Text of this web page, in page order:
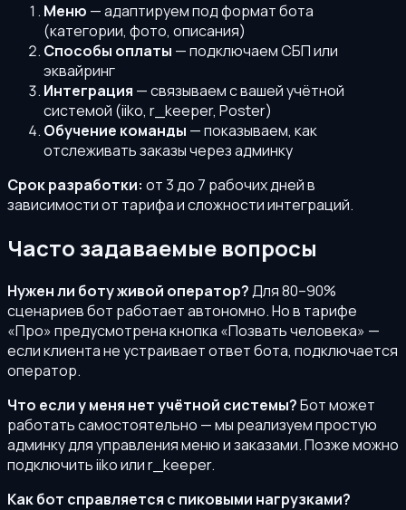
Меню — адаптируем под формат бота
(категории, фото, описания)
Способы оплаты — подключаем СБП или
эквайринг
Интеграция — связываем с вашей учётной
системой (iiko, r_keeper, Poster)
Обучение команды — показываем, как
отслеживать заказы через админку
Срок разработки: от 3 до 7 рабочих дней в
зависимости от тарифа и сложности интеграций.
Часто задаваемые вопросы
Нужен ли боту живой оператор?Для 80–90%
сценариев бот работает автономно. Но в тарифе
«Про» предусмотрена кнопка «Позвать человека» —
если клиента не устраивает ответ бота, подключается
оператор.
Что если у меня нет учётной системы?Бот может
работать самостоятельно — мы реализуем простую
админку для управления меню и заказами. Позже можно
подключить iiko или r_keeper.
Как бот справляется с пиковыми нагрузками?